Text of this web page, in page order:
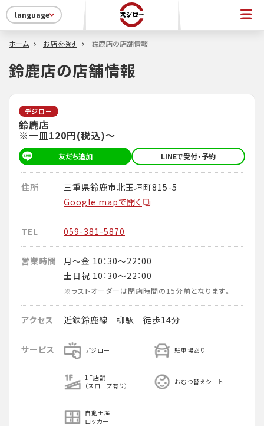
language
ホーム お店を探す 鈴鹿店の店舗情報
鈴鹿店の店舗情報
デジロー
鈴鹿店
※一皿120円(税込)～
友だち追加 LINEで受付・予約
住所
三重県鈴鹿市北玉垣町815-5
Google mapで開く
TEL 059-381-5870
営業時間
月～金 10：30～22：00
土日祝 10：30～22：00
※ラストオーダーは閉店時間の15分前となります。
アクセス 近鉄鈴鹿線 柳駅 徒歩14分
サービス デジロー 駐車場あり
1F店舗
（スロープ有り）
おむつ替えシート
自動土産
ロッカー